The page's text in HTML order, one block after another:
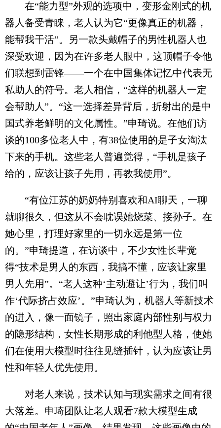
在“能力型”外观的选项中，变形金刚式的机
器人备受青睐，老人认为它“更像真正的机器，
能帮我干活”。另一款头戴帽子的男性机器人也
深受欢迎，因为在许多老人眼中，这顶帽子令他
们联想到雷锋——一个在中国集体记忆中代表无
私助人的符号。老人相信，“这样的机器人一定
会帮助人”。“这一选择差异背后，折射出的是中
国式养老鲜明的文化属性。”申琦说。在他们访
谈的100多位老人中，有38位使用的是子女淘汰
下来的手机。这些老人普遍觉得，“手机是孩子
给的，应该让孩子先用，再教我使用”。
“有位江苏的奶奶特别喜欢和AI聊天，一聊
就聊很久，但这从不会耽误她烧菜、接孙子。在
她心里，打理好家里的一切永远是第一位
的。”申琦提道，在访谈中，不少女性长辈觉
得“技术是男人的东西，我搞不懂，应该让家里
男人先用”。“老人这种‘主动避让’行为，我们叫
作‘代际挤占效应’。”申琦认为，机器人等新技术
的进入，像一面镜子，照出家庭内部性别与权力
的隐形结构，女性长期形成的利他型人格，使她
们在使用大模型时往往见缝插针，认为应该让男
性和年轻人优先使用。
对老人来说，技术认知与现实需求之间有很
大落差。申琦团队让老人观看7款大模型生成